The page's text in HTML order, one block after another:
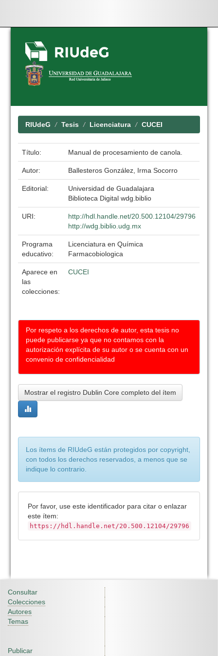
Skip
navigation
RIUdeG Tesis Licenciatura CUCEI
Título: Manual de procesamiento de canola.
Autor: Ballesteros González, Irma Socorro
Editorial:
Universidad de Guadalajara
Biblioteca Digital wdg.biblio
URI:
http://hdl.handle.net/20.500.12104/29796
http://wdg.biblio.udg.mx
Programa
educativo:
Licenciatura en Química
Farmacobiologica
Aparece en
las
colecciones:
CUCEI
Por respeto a los derechos de autor, esta tesis no
puede publicarse ya que no contamos con la
autorización explícita de su autor o se cuenta con un
convenio de confidencialidad
Mostrar el registro Dublin Core completo del ítem
Los ítems de RIUdeG están protegidos por copyright,
con todos los derechos reservados, a menos que se
indique lo contrario.
Por favor, use este identificador para citar o enlazar
este ítem:
https://hdl.handle.net/20.500.12104/29796
Consultar
Colecciones
Autores
Temas
Publicar